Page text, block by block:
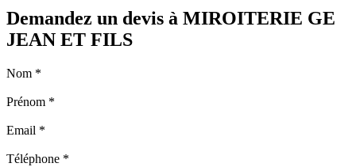
Demandez un devis à MIROITERIE GE
JEAN ET FILS
Nom *
Prénom *
Email *
Téléphone *